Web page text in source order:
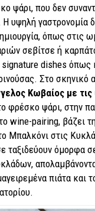
ψάρι, που δεν
υψηλή γαστρονομία
όπως στις
σεβίτσε ή
dishes όπως
Στο σκηνικό
Κωβαίος με
φρέσκο ψάρι, στην
wine-pairing, βάζει
Μπαλκόνι στις
ταξιδεύουν όμορφα
πιάτα και